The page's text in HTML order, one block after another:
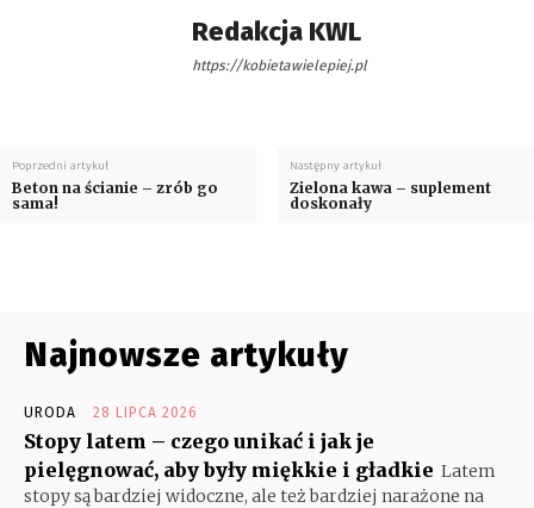
Redakcja KWL
https://kobietawielepiej.pl
Poprzedni artykuł
Beton na ścianie – zrób go
sama!
Następny artykuł
Zielona kawa – suplement
doskonały
Najnowsze artykuły
URODA 28 LIPCA 2026
Stopy latem – czego unikać i jak je
pielęgnować, aby były miękkie i gładkie Latem
stopy są bardziej widoczne, ale też bardziej narażone na